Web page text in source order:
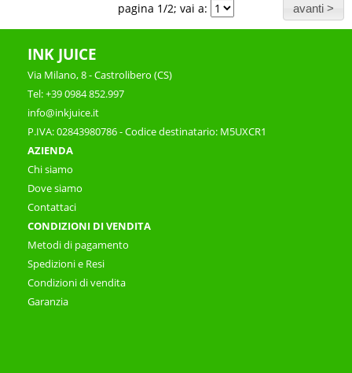
pagina 1/2; vai a:
INK JUICE
Via Milano, 8 - Castrolibero (CS)
Tel: +39 0984 852.997
info@inkjuice.it
P.IVA: 02843980786 - Codice destinatario: M5UXCR1
AZIENDA
Chi siamo
Dove siamo
Contattaci
CONDIZIONI DI VENDITA
Metodi di pagamento
Spedizioni e Resi
Condizioni di vendita
Garanzia